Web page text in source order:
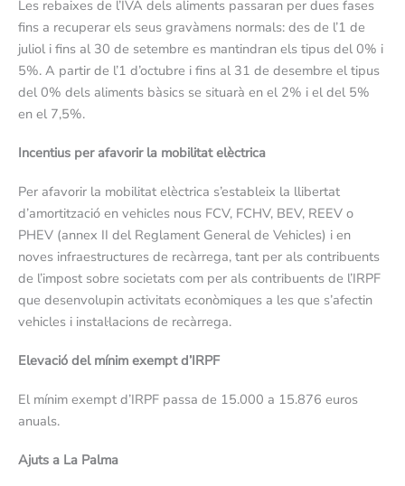
Les rebaixes de l’IVA dels aliments passaran per dues fases
fins a recuperar els seus gravàmens normals: des de l’1 de
juliol i fins al 30 de setembre es mantindran els tipus del 0% i
5%. A partir de l’1 d’octubre i fins al 31 de desembre el tipus
del 0% dels aliments bàsics se situarà en el 2% i el del 5%
en el 7,5%.
Incentius per afavorir la mobilitat elèctrica
Per afavorir la mobilitat elèctrica s’estableix la llibertat
d’amortització en vehicles nous FCV, FCHV, BEV, REEV o
PHEV (annex II del Reglament General de Vehicles) i en
noves infraestructures de recàrrega, tant per als contribuents
de l’impost sobre societats com per als contribuents de l’IRPF
que desenvolupin activitats econòmiques a les que s’afectin
vehicles i instal·lacions de recàrrega.
Elevació del mínim exempt d’IRPF
El mínim exempt d’IRPF passa de 15.000 a 15.876 euros
anuals.
Ajuts a La Palma